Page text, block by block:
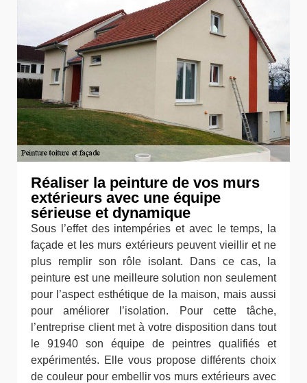
Réaliser la peinture de vos murs
extérieurs avec une équipe
sérieuse et dynamique
Sous l’effet des intempéries et avec le temps, la
façade et les murs extérieurs peuvent vieillir et ne
plus remplir son rôle isolant. Dans ce cas, la
peinture est une meilleure solution non seulement
pour l’aspect esthétique de la maison, mais aussi
pour améliorer l’isolation. Pour cette tâche,
l’entreprise client met à votre disposition dans tout
le 91940 son équipe de peintres qualifiés et
expérimentés. Elle vous propose différents choix
de couleur pour embellir vos murs extérieurs avec